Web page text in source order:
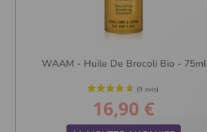
WAAM - Huile De Brocoli Bio - 75ml
Prix
16,90 €